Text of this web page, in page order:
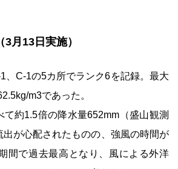
月13日実施）
、C-1の5カ所でランク6を記録。最大
m3であった。
て約1.5倍の降水量652mm（盛山観測
出が心配されたものの、強風の時間が
間で過去最高となり、風による外洋